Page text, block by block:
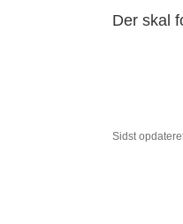
Der skal
Sidst